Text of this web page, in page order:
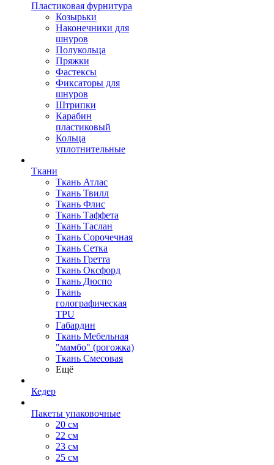
Пластиковая фурнитура
Козырьки
Наконечники для
шнуров
Полукольца
Пряжки
Фастексы
Фиксаторы для
шнуров
Штрипки
Карабин
пластиковый
Кольца
уплотнительные
Ткани
Ткань Атлас
Ткань Твилл
Ткань Флис
Ткань Таффета
Ткань Таслан
Ткань Сорочечная
Ткань Сетка
Ткань Гретта
Ткань Оксфорд
Ткань Дюспо
Ткань
голографическая
TPU
Габардин
Ткань Мебельная
"мамбо" (рогожка)
Ткань Смесовая
Ещё
Кедер
Пакеты упаковочные
20 см
22 см
23 см
25 см